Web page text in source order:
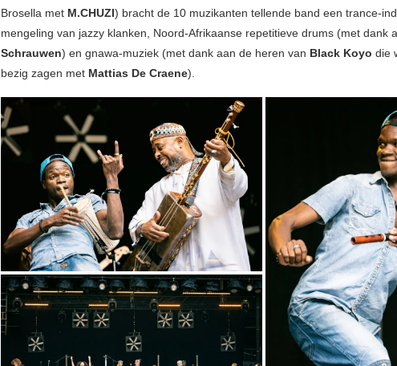
Brosella met M.CHUZI) bracht de 10 muzikanten tellende band een trance-
mengeling van jazzy klanken, Noord-Afrikaanse repetitieve drums (met dank
Schrauwen) en gnawa-muziek (met dank aan de heren van Black Koyo die
bezig zagen met Mattias De Craene).